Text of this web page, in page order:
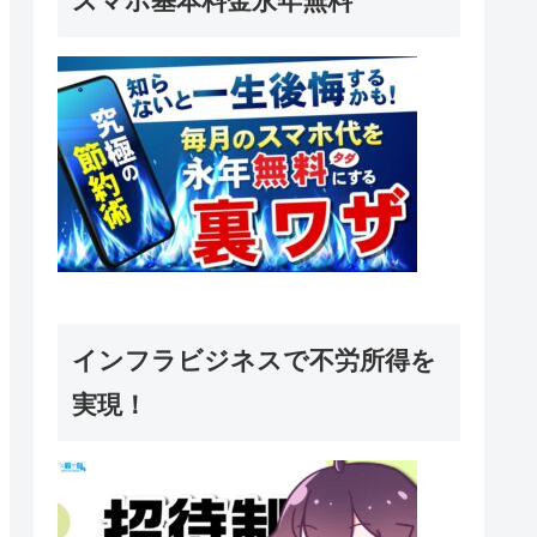
インフラビジネスで不労所得を
実現！